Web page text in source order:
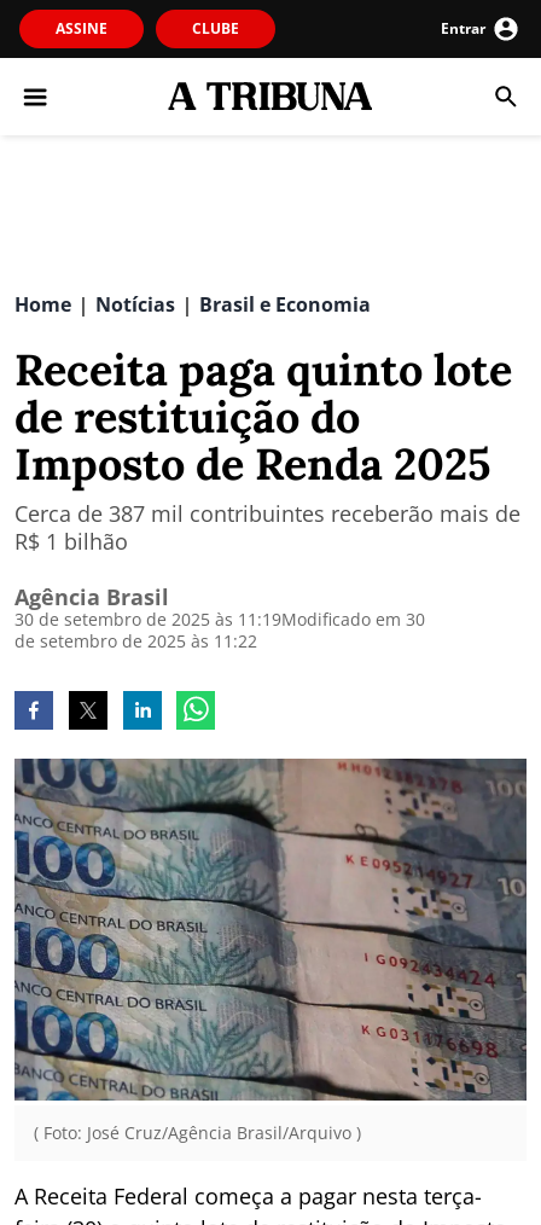
ASSINE CLUBE Entrar
Home | Notícias | Brasil e Economia
Receita paga quinto lote
de restituição do
Imposto de Renda 2025
Cerca de 387 mil contribuintes receberão mais de
R$ 1 bilhão
Agência Brasil
30 de setembro de 2025 às 11:19Modificado em 30
de setembro de 2025 às 11:22
( Foto: José Cruz/Agência Brasil/Arquivo )
A Receita Federal começa a pagar nesta terça-